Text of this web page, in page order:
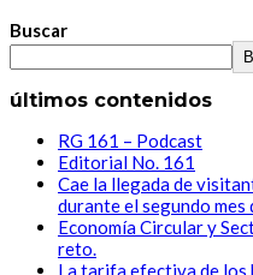
Buscar
últimos contenidos
RG 161 – Podcast
Editorial No. 161
Cae la llegada de
durante el segundo mes
Economía Circular y
reto.
La tarifa efectiva de los